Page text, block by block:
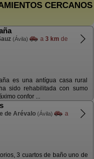
CERCANOS
(Ávila) a 3 km de
es una antígua casa rural
sido rehabilitada con sumo
confor ...
de Arévalo (Ávila)
a
3 cuartos de baño uno de